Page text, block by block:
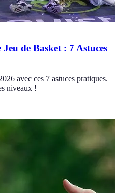
de Basket : 7 Astuces
avec ces 7 astuces pratiques.
niveaux !